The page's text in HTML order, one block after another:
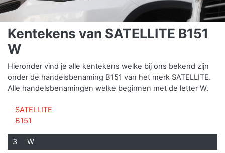
Kentekens van SATELLITE B151
W
Hieronder vind je alle kentekens welke bij ons bekend zijn
onder de handelsbenaming B151 van het merk SATELLITE.
Alle handelsbenamingen welke beginnen met de letter W.
SATELLITE
B151
3 W